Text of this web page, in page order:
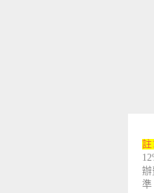
註1
辦
準